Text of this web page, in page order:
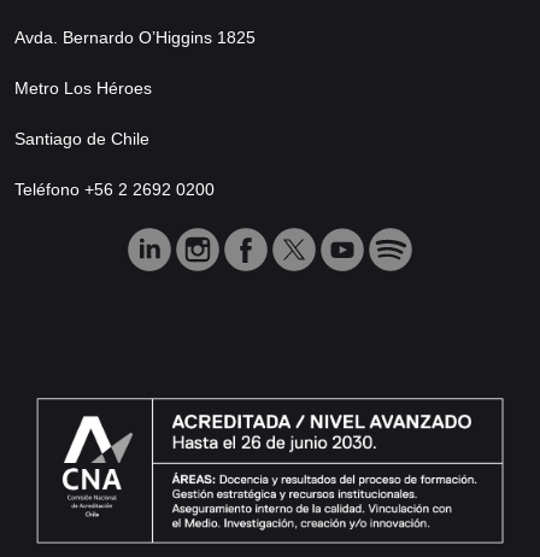
Avda. Bernardo O’Higgins 1825
Metro Los Héroes
Santiago de Chile
Teléfono +56 2 2692 0200